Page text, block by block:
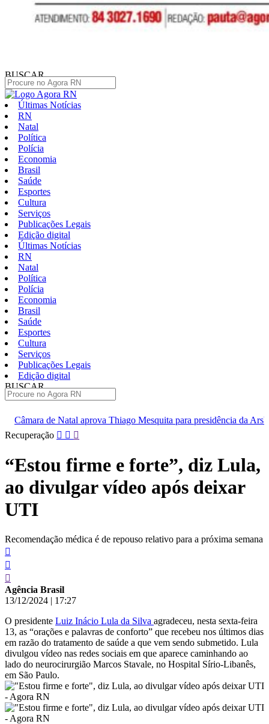
BUSCAR
Últimas Notícias
RN
Natal
Política
Polícia
Economia
Brasil
Saúde
Esportes
Cultura
Serviços
Publicações Legais
Edição digital
Últimas Notícias
RN
Natal
Política
Polícia
Economia
Brasil
Saúde
Esportes
Cultura
Serviços
Publicações Legais
Edição digital
BUSCAR
Thiago Mesquita para presidência da Arsban
TRE confirma
Pular
conteúdo
Recuperação
“Estou firme e forte”, diz Lula,
ao divulgar vídeo após deixar
UTI
Recomendação médica é de repouso relativo para a próxima semana
Agência Brasil
13/12/2024 | 17:27
O presidente Luiz Inácio Lula da Silva agradeceu, nesta sexta-feira
13, as “orações e palavras de conforto” que recebeu nos últimos dias
em razão do tratamento de saúde a que vem sendo submetido. Lula
divulgou vídeo nas redes sociais em que aparece caminhando ao
lado do neurocirurgião Marcos Stavale, no Hospital Sírio-Libanês,
em São Paulo.